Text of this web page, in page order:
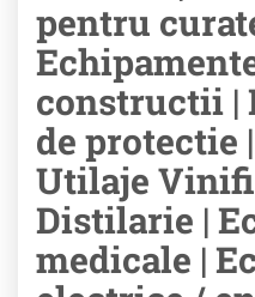
pentru
constructii |
de protectie
Utilaje
Distilarie |
medicale |